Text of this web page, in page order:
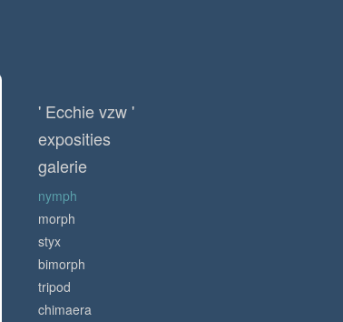
' Ecchie vzw '
exposities
galerie
nymph
morph
styx
bimorph
tripod
chimaera